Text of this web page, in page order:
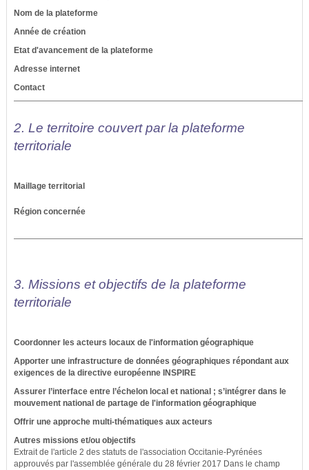
Nom de la plateforme
Année de création
Etat d'avancement de la plateforme
Adresse internet
Contact
2. Le territoire couvert par la plateforme
territoriale
Maillage territorial
Région concernée
3. Missions et objectifs de la plateforme
territoriale
Coordonner les acteurs locaux de l'information géographique
Apporter une infrastructure de données géographiques répondant aux
exigences de la directive européenne INSPIRE
Assurer l’interface entre l’échelon local et national ; s’intégrer dans le
mouvement national de partage de l'information géographique
Offrir une approche multi-thématiques aux acteurs
Autres missions et/ou objectifs
Extrait de l'article 2 des statuts de l'association Occitanie-Pyrénées
approuvés par l'assemblée générale du 28 février 2017 Dans le champ